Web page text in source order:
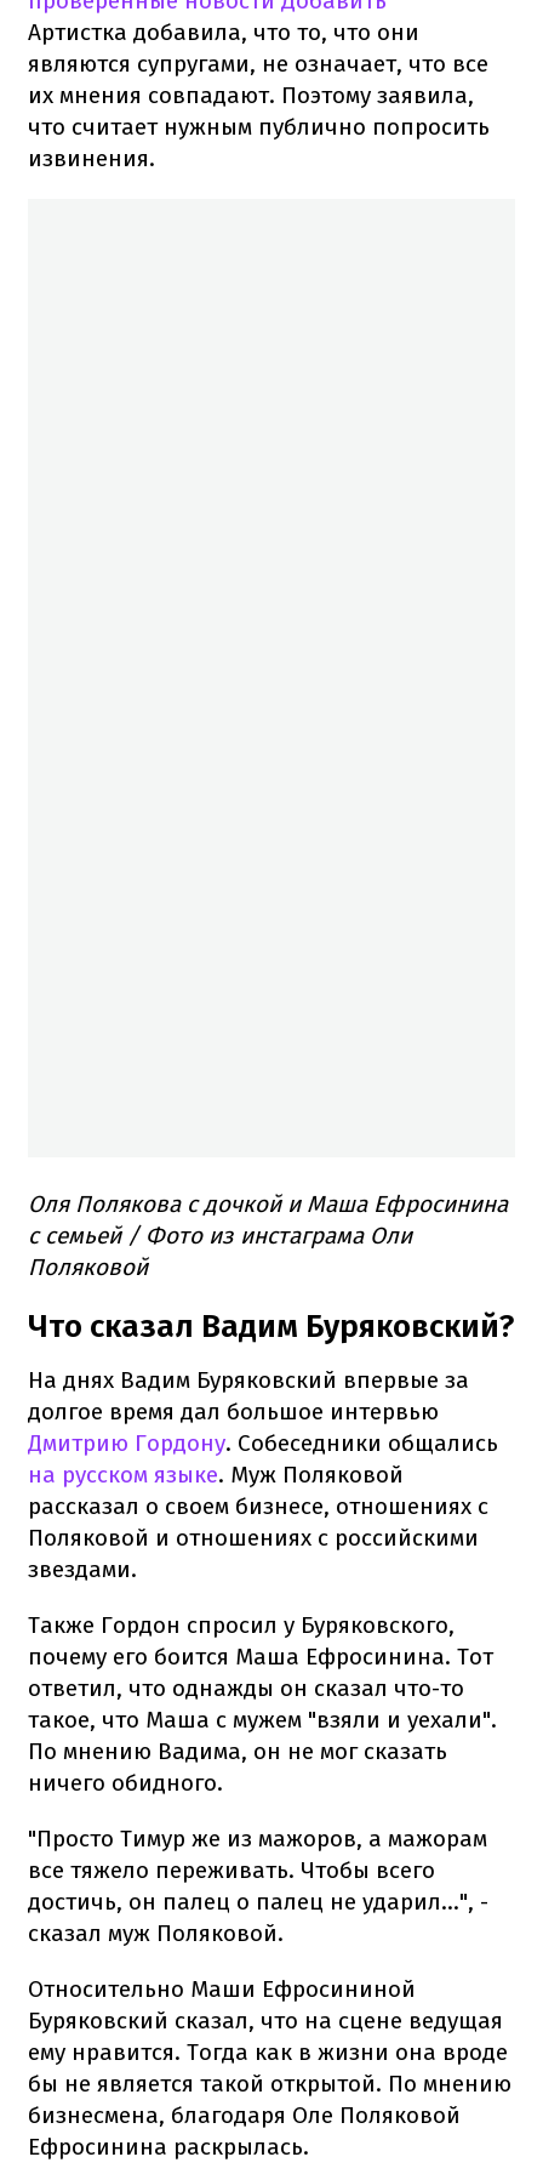
Артистка добавила, что то, что они
являются супругами, не означает, что все
их мнения совпадают. Поэтому заявила,
что считает нужным публично попросить
извинения.
Оля Полякова с дочкой и Маша Ефросинина
с семьей / Фото из инстаграма Оли
Поляковой
Что сказал Вадим Буряковский?
На днях Вадим Буряковский впервые за
долгое время дал большое интервью
Дмитрию Гордону. Собеседники общались
на русском языке. Муж Поляковой
рассказал о своем бизнесе, отношениях с
Поляковой и отношениях с российскими
звездами.
Также Гордон спросил у Буряковского,
почему его боится Маша Ефросинина. Тот
ответил, что однажды он сказал что-то
такое, что Маша с мужем "взяли и уехали".
По мнению Вадима, он не мог сказать
ничего обидного.
"Просто Тимур же из мажоров, а мажорам
все тяжело переживать. Чтобы всего
достичь, он палец о палец не ударил...", -
сказал муж Поляковой.
Относительно Маши Ефросининой
Буряковский сказал, что на сцене ведущая
ему нравится. Тогда как в жизни она вроде
бы не является такой открытой. По мнению
бизнесмена, благодаря Оле Поляковой
Ефросинина раскрылась.